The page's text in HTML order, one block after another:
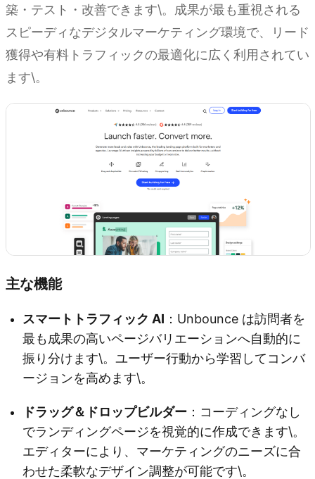
築・テスト・改善できます\。成果が最も重視される
スピーディなデジタルマーケティング環境で、リード
獲得や有料トラフィックの最適化に広く利用されてい
ます\。
主な機能
スマートトラフィック AI ：Unbounce は訪問者を
最も成果の高いページバリエーションへ自動的に
振り分けます\。ユーザー行動から学習してコンバ
ージョンを高めます\。
ドラッグ＆ドロップビルダー ：コーディングなし
でランディングページを視覚的に作成できます\。
エディターにより、マーケティングのニーズに合
わせた柔軟なデザイン調整が可能です\。